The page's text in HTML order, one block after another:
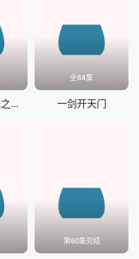
H暗里的一束光之妈妈的爱
全84集
一剑开天门
第60集完结